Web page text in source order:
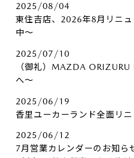
2025/08/04
東住吉店、2026年8月リニ
中～
2025/07/10
（御礼）MAZDA
へ～
2025/06/19
香里ユーカーランド全面リニ
2025/06/12
7月営業カレンダーのお知